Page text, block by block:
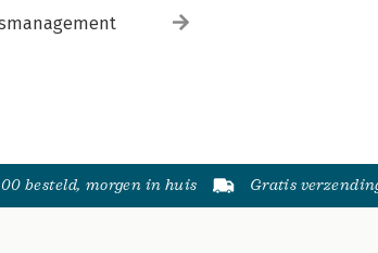
besteld, morgen in huis Gratis